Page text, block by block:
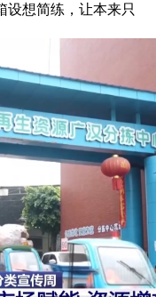
设想简练，让本来只